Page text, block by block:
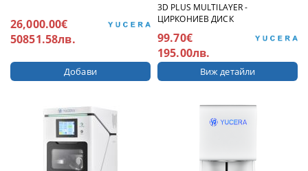
26,000.00€
50851.58лв.
3D PLUS MULTILAYER -
ЦИРКОНИЕВ ДИСК
99.70€
195.00лв.
Виж детайли